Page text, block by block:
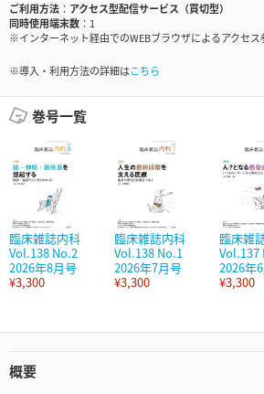
ご利用方法
アクセス型配信サービス（買切型）
同時使用端末数
1
※インターネット経由でのWEBブラウザによるアクセス
※導入・利用方法の詳細はこちら
巻号一覧
臨床雑誌内科
Vol.138 No.2
2026年8月号
¥3,300
臨床雑誌内科
Vol.138 No.1
2026年7月号
¥3,300
臨床雑
Vol.137
2026年
¥3,300
概要